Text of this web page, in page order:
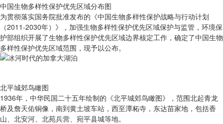
中国生物多样性保护优先区域分布图
为贯彻落实国务院批准发布的《中国生物多样性保护战略与行动计划
（2011-2030年）》，加强生物多样性保护优先区域保护与监管，环境保
护部组织开展了生物多样性保护优先区域边界核定工作，确定了中国生物
多样性保护优先区域范围，现予以公布。
北平城郊鸟瞰图
1936年，中华民国二十五年绘制的《北平城郊鸟瞰图》，范围北起青龙
桥及詹天佑铜像，南到黄土坡车站，西至潭柘寺，东达苗家地，包括香
山、北安河、北苑兵营、宛平县城等地。